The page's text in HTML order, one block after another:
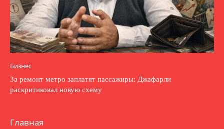
Бизнес
За ремонт метро заплатят пассажиры: Джафарли
раскритиковал новую схему
Главная